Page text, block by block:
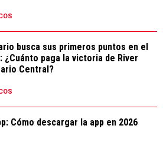
busca sus primeros puntos en el
¿Cuánto paga la victoria de River
Central?
Cómo descargar la app en 2026